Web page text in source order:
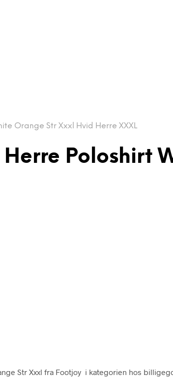
Orange Str Xxxl Hvid Herre XXXL
Poloshirt
Str Xxxl fra Footjoy i kategorien hos